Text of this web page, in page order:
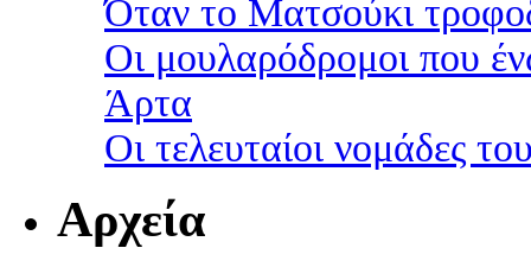
Όταν το Ματσούκι
Οι μουλαρόδρομοι που
Άρτα
Οι τελευταίοι νομάδες
Αρχεία